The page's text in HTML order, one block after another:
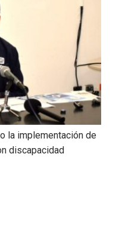
la implementación de
discapacidad